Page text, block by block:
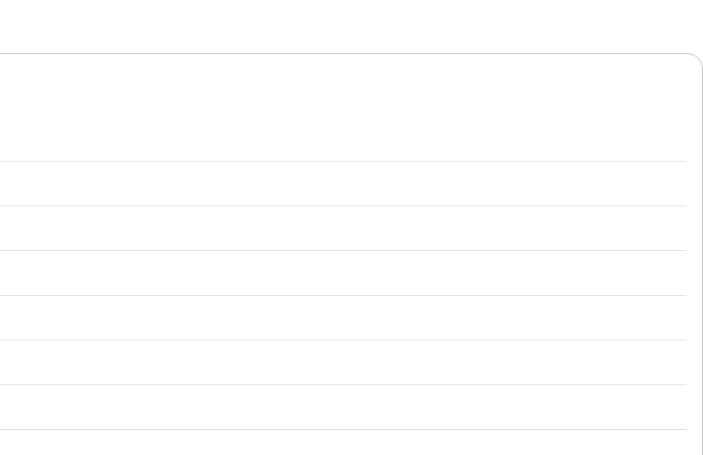
и ITSM